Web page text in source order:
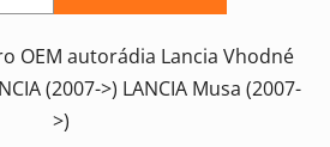
OEM autorádia Lancia Vhodné
(2007->) LANCIA Musa (2007-
>)